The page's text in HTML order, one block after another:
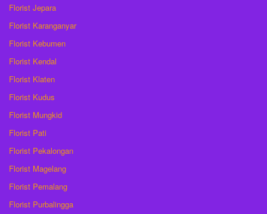
Florist Jepara
Florist Karanganyar
Florist Kebumen
Florist Kendal
Florist Klaten
Florist Kudus
Florist Mungkid
Florist Pati
Florist Pekalongan
Florist Magelang
Florist Pemalang
Florist Purbalingga